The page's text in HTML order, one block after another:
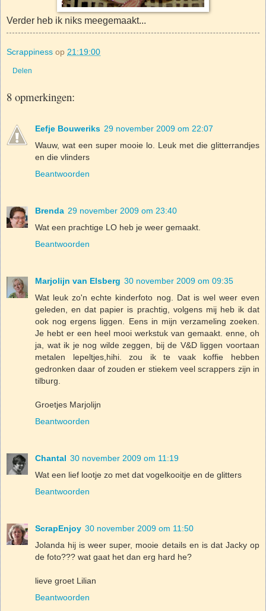
Verder heb ik niks meegemaakt...
Scrappiness op 21:19:00
Delen
8 opmerkingen:
Eefje Bouweriks 29 november 2009 om 22:07
Wauw, wat een super mooie lo. Leuk met die glitterrandjes
en die vlinders
Beantwoorden
Brenda 29 november 2009 om 23:40
Wat een prachtige LO heb je weer gemaakt.
Beantwoorden
Marjolijn van Elsberg 30 november 2009 om 09:35
Wat leuk zo'n echte kinderfoto nog. Dat is wel weer even
geleden, en dat papier is prachtig, volgens mij heb ik dat
ook nog ergens liggen. Eens in mijn verzameling zoeken.
Je hebt er een heel mooi werkstuk van gemaakt. enne, oh
ja, wat ik je nog wilde zeggen, bij de V&D liggen voortaan
metalen lepeltjes,hihi. zou ik te vaak koffie hebben
gedronken daar of zouden er stiekem veel scrappers zijn in
tilburg.
Groetjes Marjolijn
Beantwoorden
Chantal 30 november 2009 om 11:19
Wat een lief lootje zo met dat vogelkooitje en de glitters
Beantwoorden
ScrapEnjoy 30 november 2009 om 11:50
Jolanda hij is weer super, mooie details en is dat Jacky op
de foto??? wat gaat het dan erg hard he?
lieve groet Lilian
Beantwoorden